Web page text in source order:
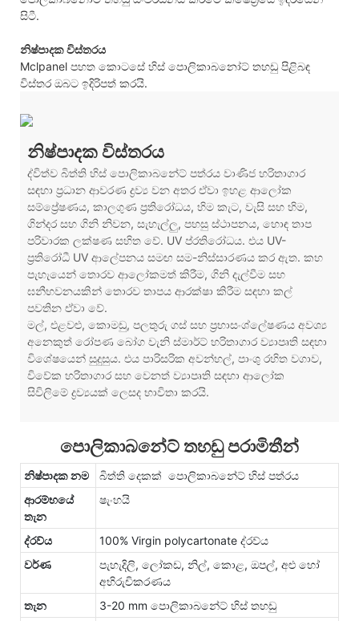
සිටී.
නිෂ්පාදක විස්තරය
Mclpanel පහත කොටසේ හිස් පොලිකාබනෝට් තහඩු පිළිබඳ
විස්තර ඔබට ඉදිරිපත් කරයි.
නිෂ්පාදක විස්තරය
ද්විත්ව බිත්ති හිස් පොලිකාබනේට් පත්රය වාණිජ හරිතාගාර
සඳහා ප්‍රධාන ආවරණ ද්‍රව්‍ය වන අතර ඒවා ඉහළ ආලෝක
සම්ප්‍රේෂණය, කාලගුණ ප්‍රතිරෝධය, හිම කැට, වැසි සහ හිම,
ගින්දර සහ ගිනි නිවන, සැහැල්ලු, පහසු ස්ථාපනය, හොඳ තාප
පරිවාරක ලක්ෂණ සහිත වේ. UV ප්රතිරෝධය. එය UV-
ප්‍රතිරෝධී UV ආලේපනය සමඟ සම-නිස්සාරණය කර ඇත. කහ
පැහැයෙන් තොරව ආලෝකමත් කිරීම, ගිනි දැල්වීම සහ
ඝනීභවනයකින් තොරව තාපය ආරක්ෂා කිරීම සඳහා කල්
පවතින ඒවා වේ.
මල්, එළවළු, කොමඩු, පලතුරු ගස් සහ ප්‍රභාසංශ්ලේෂණය අවශ්‍ය
අනෙකුත් රෝපණ බෝග වැනි ස්මාර්ට් හරිතාගාර ව්‍යාපෘති සඳහා
විශේෂයෙන් සුදුසුය. එය පාරිසරික අවන්හල්, පාංශු රහිත වගාව,
විවේක හරිතාගාර සහ වෙනත් ව්‍යාපෘති සඳහා ආලෝක
සිවිලිමේ ද්‍රව්‍යයක් ලෙසද භාවිතා කරයි.
පොලිකාබනේට් තහඩු පරාමිතීන්
නිෂ්පාදක නම
බිත්ති දෙකක් පොලිකාබනේට් හිස් පත්රය
ආරම්භයේ
තැන
ෂැංහයි
ද්රව්ය
100% Virgin polycartonate ද්රව්ය
වර්ණ
පැහැදිලි, ලෝකඩ, නිල්, කොළ, ඔපල්, අළු හෝ
අභිරුචිකරණය
තැන
3-20 mm පොලිකාබනේට් හිස් තහඩු